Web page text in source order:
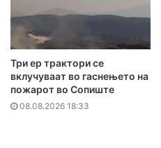
Три ер трактори се
вклучуваат во гаснењето на
пожарот во Сопиште
08.08.2026 18:33